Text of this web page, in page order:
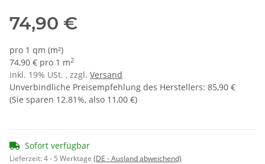
74,90 €
pro 1 qm (m²)
74,90 € pro 1 m2
inkl. 19% USt. , zzgl. Versand
Unverbindliche Preisempfehlung des Herstellers: 85,90 €
(Sie sparen 12.81%, also 11,00 €)
Sofort verfügbar
Lieferzeit:4 - 5 Werktage (DE - Ausland abweichend)